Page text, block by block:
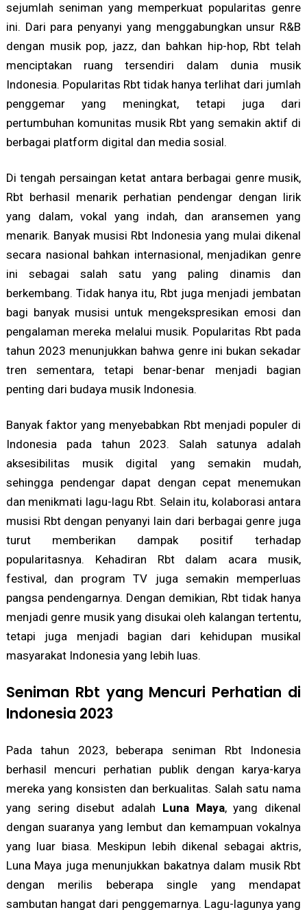
sejumlah seniman yang memperkuat popularitas genre
ini. Dari para penyanyi yang menggabungkan unsur R&B
dengan musik pop, jazz, dan bahkan hip-hop, Rbt telah
menciptakan ruang tersendiri dalam dunia musik
Indonesia. Popularitas Rbt tidak hanya terlihat dari jumlah
penggemar yang meningkat, tetapi juga dari
pertumbuhan komunitas musik Rbt yang semakin aktif di
berbagai platform digital dan media sosial.
Di tengah persaingan ketat antara berbagai genre musik,
Rbt berhasil menarik perhatian pendengar dengan lirik
yang dalam, vokal yang indah, dan aransemen yang
menarik. Banyak musisi Rbt Indonesia yang mulai dikenal
secara nasional bahkan internasional, menjadikan genre
ini sebagai salah satu yang paling dinamis dan
berkembang. Tidak hanya itu, Rbt juga menjadi jembatan
bagi banyak musisi untuk mengekspresikan emosi dan
pengalaman mereka melalui musik. Popularitas Rbt pada
tahun 2023 menunjukkan bahwa genre ini bukan sekadar
tren sementara, tetapi benar-benar menjadi bagian
penting dari budaya musik Indonesia.
Banyak faktor yang menyebabkan Rbt menjadi populer di
Indonesia pada tahun 2023. Salah satunya adalah
aksesibilitas musik digital yang semakin mudah,
sehingga pendengar dapat dengan cepat menemukan
dan menikmati lagu-lagu Rbt. Selain itu, kolaborasi antara
musisi Rbt dengan penyanyi lain dari berbagai genre juga
turut memberikan dampak positif terhadap
popularitasnya. Kehadiran Rbt dalam acara musik,
festival, dan program TV juga semakin memperluas
pangsa pendengarnya. Dengan demikian, Rbt tidak hanya
menjadi genre musik yang disukai oleh kalangan tertentu,
tetapi juga menjadi bagian dari kehidupan musikal
masyarakat Indonesia yang lebih luas.
Seniman Rbt yang Mencuri Perhatian di
Indonesia 2023
Pada tahun 2023, beberapa seniman Rbt Indonesia
berhasil mencuri perhatian publik dengan karya-karya
mereka yang konsisten dan berkualitas. Salah satu nama
yang sering disebut adalah Luna Maya, yang dikenal
dengan suaranya yang lembut dan kemampuan vokalnya
yang luar biasa. Meskipun lebih dikenal sebagai aktris,
Luna Maya juga menunjukkan bakatnya dalam musik Rbt
dengan merilis beberapa single yang mendapat
sambutan hangat dari penggemarnya. Lagu-lagunya yang